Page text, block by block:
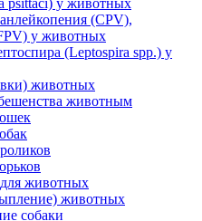
psittaci) у животных
(CPV),
у животных
(Leptospira spp.) у
животных
животным
животных
животных
собаки